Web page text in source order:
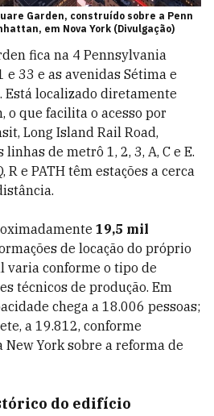
Garden, construído sobre a Penn
em Nova York (Divulgação)
fica na 4 Pennsylvania
e 33 e as avenidas Sétima e
Está localizado diretamente
o que facilita o acesso por
Long Island Rail Road,
de metrô 1, 2, 3, A, C e E.
R e PATH têm estações a cerca
19,5 mil
de locação do próprio
varia conforme o tipo de
técnicos de produção. Em
chega a 18.006 pessoas;
a 19.812, conforme
York sobre a reforma de
do edifício